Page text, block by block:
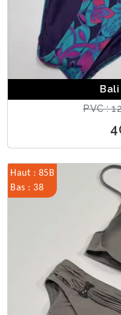
Bali
PVC :
Haut : 85B
Bas : 38